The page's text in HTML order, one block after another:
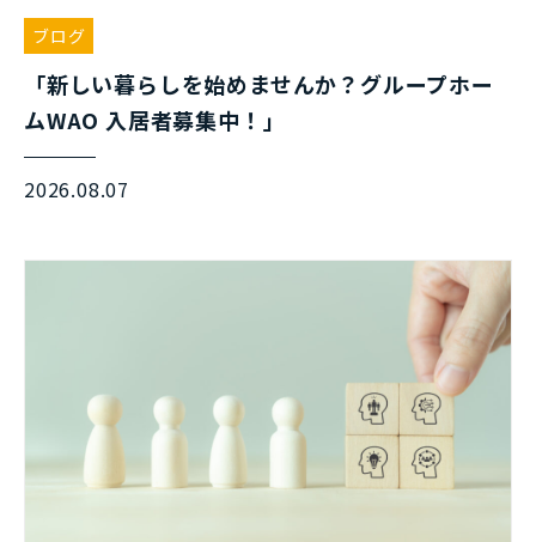
ブログ
「新しい暮らしを始めませんか？グループホー
ムWAO 入居者募集中！」
2026.08.07